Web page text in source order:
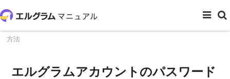
方法
エルグラムアカウントのパスワード